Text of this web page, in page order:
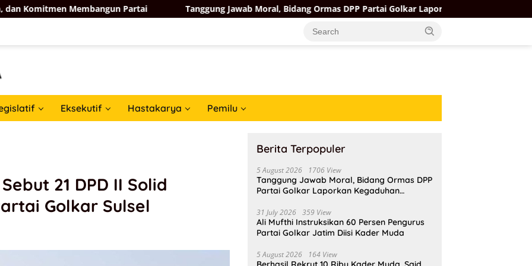
Partai Tanggung Jawab Moral, Bidang Ormas DPP Partai Golkar Laporkan Kegaduhan Internal AMPI ke
Eksekutif Hastakarya Pemilu
21 DPD II Solid
Golkar Sulsel
Berita Terpopuler
5 August 2026 1706 View
Tanggung Jawab Moral, Bidang Ormas DPP
Partai Golkar Laporkan Kegaduhan
31 July 2026 359 View
Ali Mufthi Instruksikan 60 Persen Pengurus
Partai Golkar Jatim Diisi Kader Muda
5 August 2026 164 View